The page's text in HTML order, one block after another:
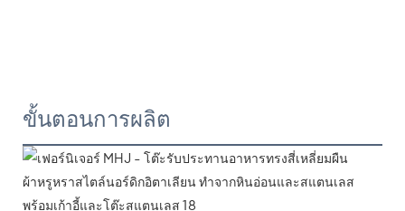
ขั้นตอนการผลิต